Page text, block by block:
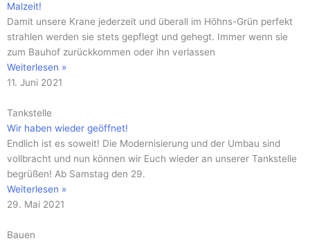
Malzeit!
Damit unsere Krane jederzeit und überall im Höhns-Grün perfekt
strahlen werden sie stets gepflegt und gehegt. Immer wenn sie
zum Bauhof zurückkommen oder ihn verlassen
Weiterlesen »
11. Juni 2021
Tankstelle
Wir haben wieder geöffnet!
Endlich ist es soweit! Die Modernisierung und der Umbau sind
vollbracht und nun können wir Euch wieder an unserer Tankstelle
begrüßen! Ab Samstag den 29.
Weiterlesen »
29. Mai 2021
Bauen